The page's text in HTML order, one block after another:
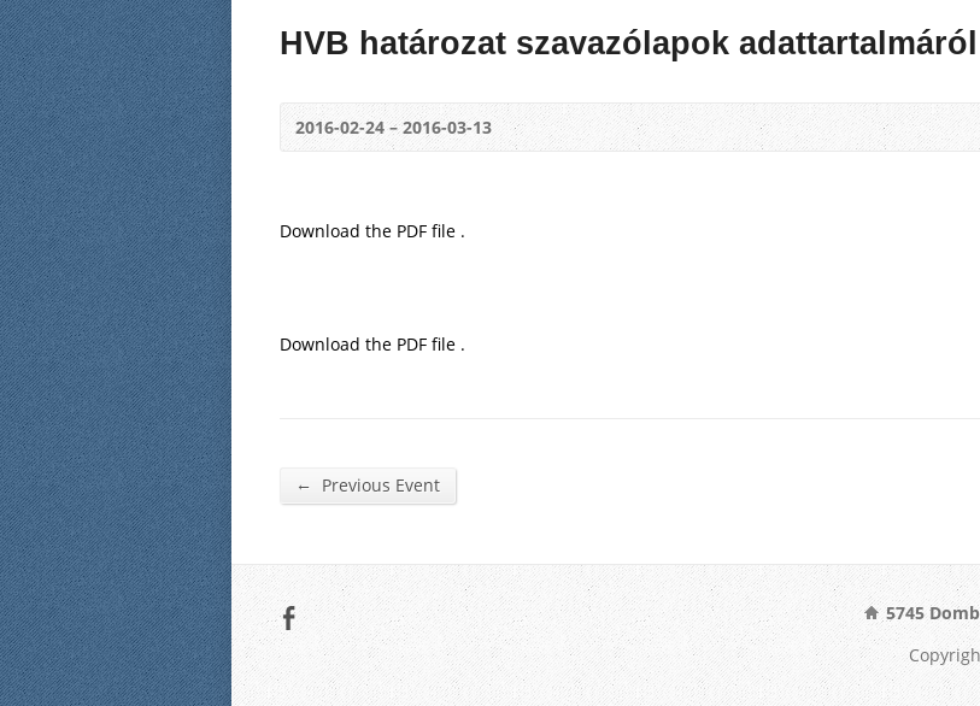
HVB határozat szavazólapok adattartalmáról
2016-02-24 – 2016-03-13
Download the PDF file .
Download the PDF file .
← Previous Event
5745